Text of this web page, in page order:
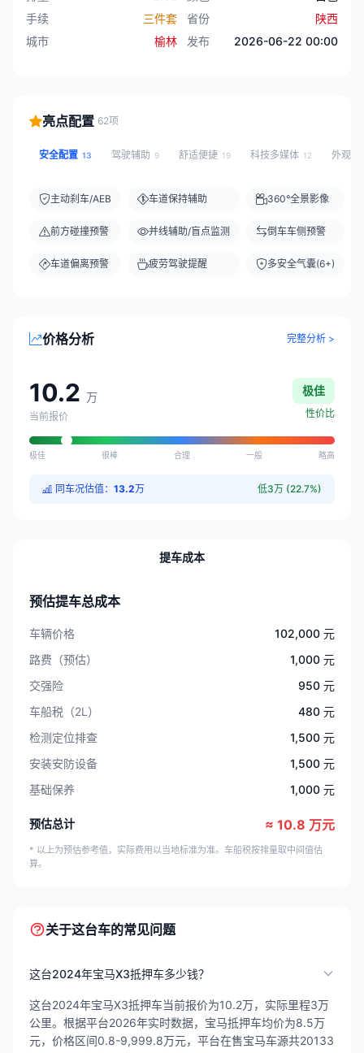
手续
三件套 省份
陕西
城市
榆林 发布 2026-06-22 00:00
亮点配置 62项
安全配置 13 驾驶辅助 9 舒适便捷 19 科技多媒体 12 外观
主动刹车/AEB
前方碰撞预警
车道偏离预警
车道保持辅助
并线辅助/盲点监测
疲劳驾驶提醒
360°全景影像
倒车车侧预警
多安全气囊(6+)
价格分析 完整分析 >
10.2 万
当前报价
极佳
性价比
极佳 很棒 合理 一般 略高
同车况估值： 13.2万 低3万 (22.7%)
提车成本
预估提车总成本
车辆价格
102,000 元
路费（预估）
1,000 元
交强险
950 元
车船税（2L）
480 元
检测定位排查
1,500 元
安装安防设备
1,500 元
基础保养
1,000 元
预估总计 ≈ 10.8 万元
* 以上为预估参考值，实际费用以当地标准为准。车船税按排量取中间值估
算。
关于这台车的常见问题
这台2024年宝马X3抵押车多少钱？
这台2024年宝马X3抵押车当前报价为10.2万，实际里程3万
公里。根据平台2026年实时数据，宝马抵押车均价为8.5万
元，价格区间0.8-9,999.8万元，平台在售宝马车源共20133